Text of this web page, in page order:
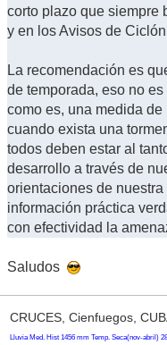
corto plazo que siempre
y en los Avisos de
La recomendación es
de temporada, eso no
como es, una medida
cuando exista una
todos deben estar al
desarrollo a través de
orientaciones de
información práctica
con efectividad la
Saludos
CRUCES, Cienfuegos,
Lluvia Med. Hist 1456 mm Temp. Seca(nov-abril)